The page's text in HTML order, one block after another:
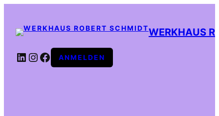
WERKHAUS
LINKEDIN
INSTAGRAM
FACEBOOK
ANMELDEN